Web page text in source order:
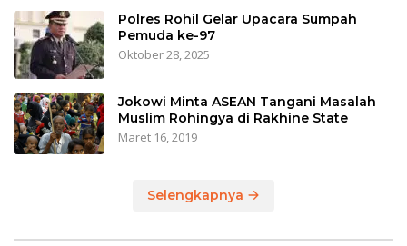
Polres Rohil Gelar Upacara Sumpah
Pemuda ke-97
Oktober 28, 2025
Jokowi Minta ASEAN Tangani Masalah
Muslim Rohingya di Rakhine State
Maret 16, 2019
Selengkapnya